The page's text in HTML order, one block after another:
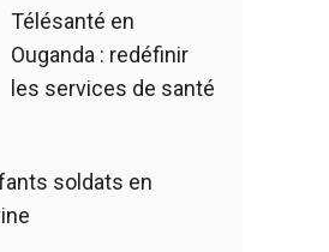
Télésanté en
Ouganda : redéfinir
les services de santé
soldats en